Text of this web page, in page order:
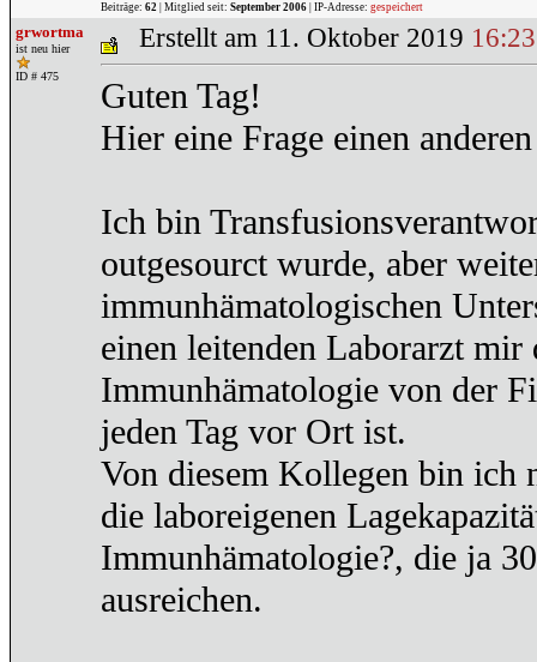
Beiträge: 62 | Mitglied seit: September 2006 | IP-Adresse: gespeichert
grwortma
ist neu hier
ID # 475
Erstellt am 11. Oktober 2019 16:23
Guten Tag!
Hier eine Frage einen
Ich bin
outgesourct wurde, aber
immunhämatologischen
einen leitenden Laborarzt
Immunhämatologie von der
jeden Tag vor Ort ist.
Von diesem Kollegen bin ich
die laboreigenen
Immunhämatologie?, die ja
ausreichen.